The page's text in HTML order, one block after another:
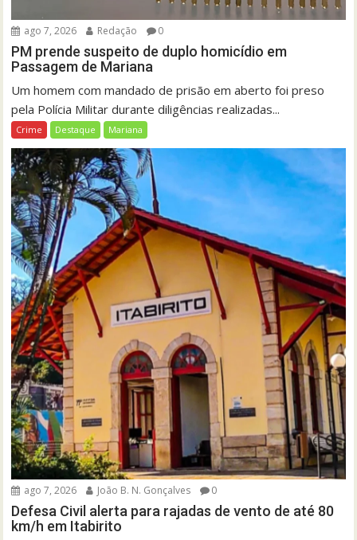
ago 7, 2026 Redação 0
PM prende suspeito de duplo homicídio em
Passagem de Mariana
Um homem com mandado de prisão em aberto foi preso
pela Polícia Militar durante diligências realizadas...
Crime Destaque Mariana
ago 7, 2026 João B. N. Gonçalves 0
Defesa Civil alerta para rajadas de vento de até 80
km/h em Itabirito